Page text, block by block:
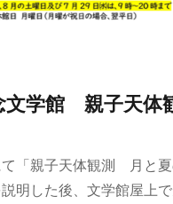
文学館 親子天体
「親子天体観測 月と夏
明した後、文学館屋上